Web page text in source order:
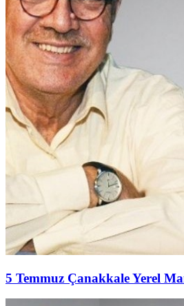
5 Temmuz Çanakkale Yerel